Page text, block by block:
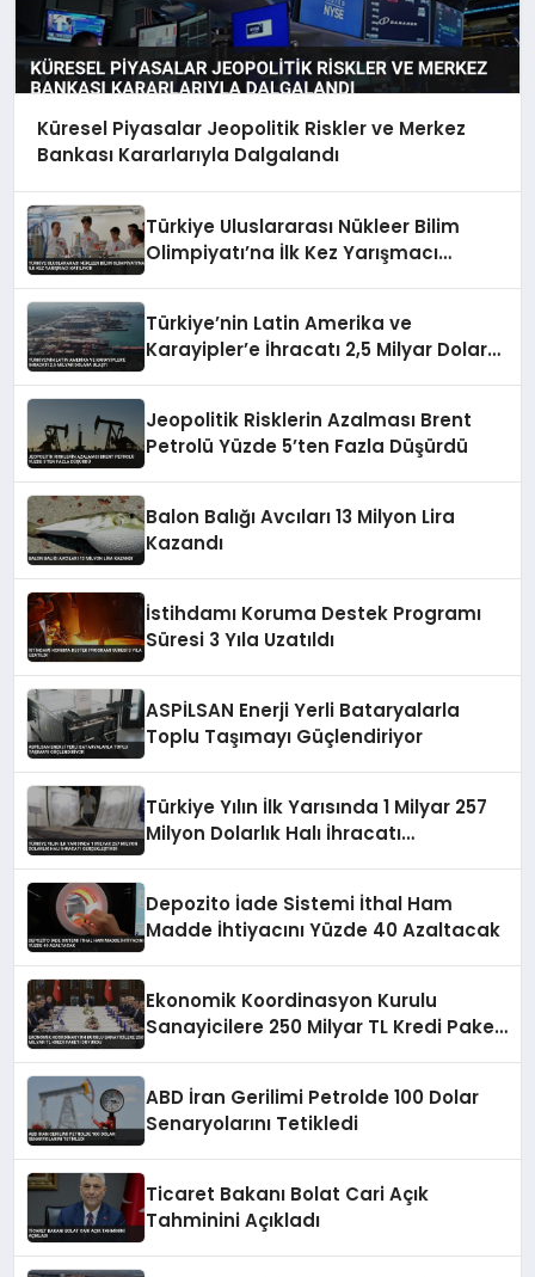
Küresel Piyasalar Jeopolitik Riskler ve Merkez
Bankası Kararlarıyla Dalgalandı
Türkiye Uluslararası Nükleer Bilim
Olimpiyatı’na İlk Kez Yarışmacı
Türkiye’nin Latin Amerika ve
Karayipler’e İhracatı 2,5 Milyar Dolara
Jeopolitik Risklerin Azalması Brent
Petrolü Yüzde 5’ten Fazla Düşürdü
Balon Balığı Avcıları 13 Milyon Lira
Kazandı
İstihdamı Koruma Destek Programı
Süresi 3 Yıla Uzatıldı
ASPİLSAN Enerji Yerli Bataryalarla
Toplu Taşımayı Güçlendiriyor
Türkiye Yılın İlk Yarısında 1 Milyar 257
Milyon Dolarlık Halı İhracatı
Depozito İade Sistemi İthal Ham
Madde İhtiyacını Yüzde 40 Azaltacak
Ekonomik Koordinasyon Kurulu
Sanayicilere 250 Milyar TL Kredi Paketi
ABD İran Gerilimi Petrolde 100 Dolar
Senaryolarını Tetikledi
Ticaret Bakanı Bolat Cari Açık
Tahminini Açıkladı